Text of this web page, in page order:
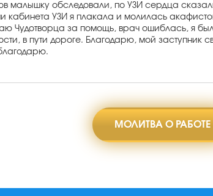
малышку обследовали, по УЗИ сердца
кабинета УЗИ я плакала и молилась
Чудотворца за помощь, врач ошиблась, я
в пути дороге. Благодарю, мой заступник
МОЛИТВА О РАБОТЕ